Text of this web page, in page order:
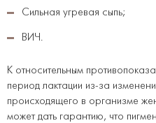
Сильная угревая сыпь;
ВИЧ.
К относительным
период лактации из-за
происходящего в организме
может дать гарантию, что